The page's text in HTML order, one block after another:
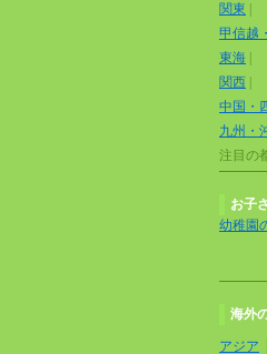
関東
甲信越
東海
関西
中国・
九州・
注目の
お子
幼稚園
海外
アジア